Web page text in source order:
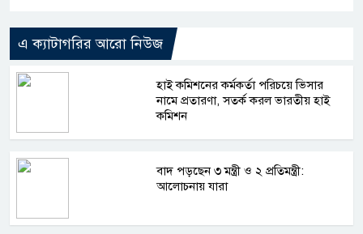
এ ক্যাটাগরির আরো নিউজ
হাই কমিশনের কর্মকর্তা পরিচয়ে ভিসার
নামে প্রতারণা, সতর্ক করল ভারতীয় হাই
কমিশন
বাদ পড়ছেন ৩ মন্ত্রী ও ২ প্রতিমন্ত্রী:
আলোচনায় যারা